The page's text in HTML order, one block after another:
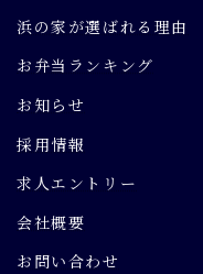
浜の家が選ばれる理由
お弁当ランキング
お知らせ
採用情報
求人エントリー
会社概要
お問い合わせ